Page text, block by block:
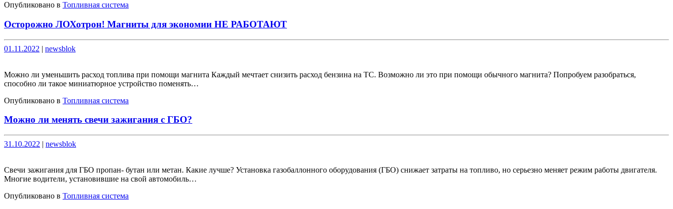
Опубликовано в Топливная система
Осторожно ЛОХотрон! Магниты для экономии НЕ РАБОТАЮТ
Опубликовано
01.11.2022 | Опубликовано
newsblok
Можно ли уменьшить расход топлива при помощи магнита Каждый мечтает снизить расход бензина на ТС. Возможно ли это при помощи обычного магнита? Попробуем разобраться,
способно ли такое миниатюрное устройство поменять…
Опубликовано в Топливная система
Можно ли менять свечи зажигания с ГБО?
Опубликовано
31.10.2022 | Опубликовано
newsblok
Свечи зажигания для ГБО пропан- бутан или метан. Какие лучше? Установка газобаллонного оборудования (ГБО) снижает затраты на топливо, но серьезно меняет режим работы двигателя.
Многие водители, установившие на свой автомобиль…
Опубликовано в Топливная система